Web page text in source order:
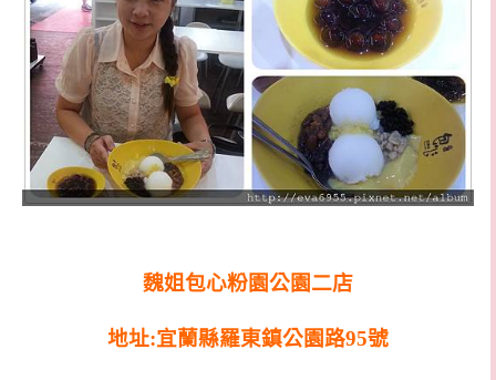
魏姐包心粉園公園二店
地址:宜蘭縣羅東鎮公園路95號